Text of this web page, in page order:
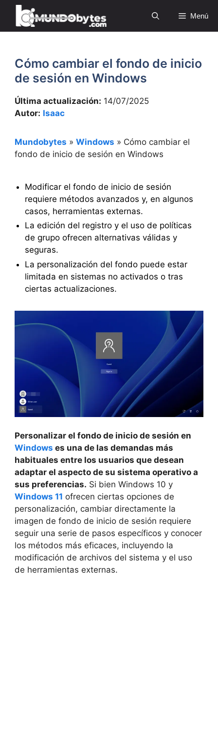
Saltar
contenido
Menú
Cómo cambiar el fondo de inicio
de sesión en Windows
Última actualización: 14/07/2025
Autor: Isaac
Mundobytes » Windows » Cómo cambiar el
fondo de inicio de sesión en Windows
Modificar el fondo de inicio de sesión
requiere métodos avanzados y, en algunos
casos, herramientas externas.
La edición del registro y el uso de políticas
de grupo ofrecen alternativas válidas y
seguras.
La personalización del fondo puede estar
limitada en sistemas no activados o tras
ciertas actualizaciones.
Personalizar el fondo de inicio de sesión en
Windows es una de las demandas más
habituales entre los usuarios que desean
adaptar el aspecto de su sistema operativo a
sus preferencias. Si bien Windows 10 y
Windows 11 ofrecen ciertas opciones de
personalización, cambiar directamente la
imagen de fondo de inicio de sesión requiere
seguir una serie de pasos específicos y conocer
los métodos más eficaces, incluyendo la
modificación de archivos del sistema y el uso
de herramientas externas.